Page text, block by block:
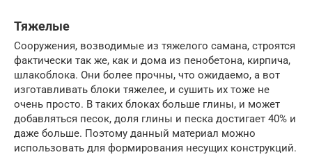
Тяжелые
Сооружения, возводимые из тяжелого самана, строятся
фактически так же, как и дома из пенобетона, кирпича,
шлакоблока. Они более прочны, что ожидаемо, а вот
изготавливать блоки тяжелее, и сушить их тоже не
очень просто. В таких блоках больше глины, и может
добавляться песок, доля глины и песка достигает 40% и
даже больше. Поэтому данный материал можно
использовать для формирования несущих конструкций.